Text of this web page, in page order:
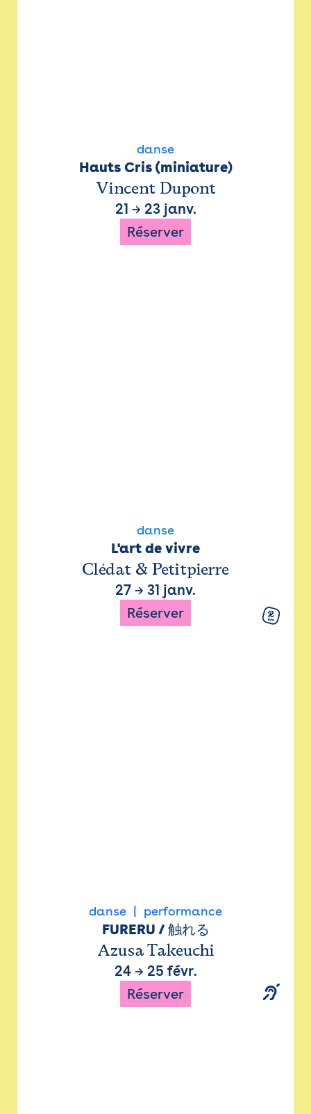
danse
Hauts Cris (miniature)
Vincent Dupont
21 → 23 janv.
Réserver
danse
L'art de vivre
Clédat & Petitpierre
27 → 31 janv.
Réserver
danse performance
FURERU / 触れる
Azusa Takeuchi
24→ 25 févr.
Réserver